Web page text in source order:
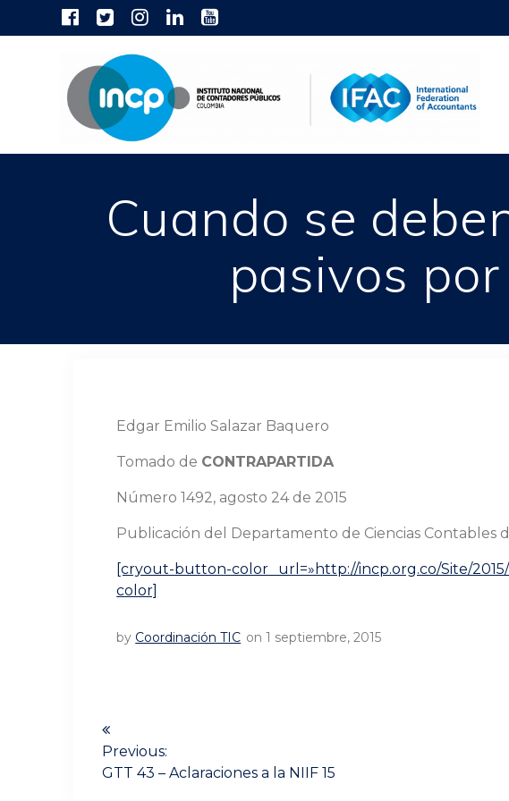
Cuando se
pasivos
Edgar Emilio Salazar Baquero
Tomado de CONTRAPARTIDA
Número 1492, agosto 24 de 2015
Publicación del Departamento de Ciencias Contables
[cryout-button-color url=»http://incp.org.co/Site/
color]
by Coordinación TIC on 1 septiembre, 2015
Navegación
dePrevious:
Previous
GTT 43 – Aclaraciones a la NIIF 15